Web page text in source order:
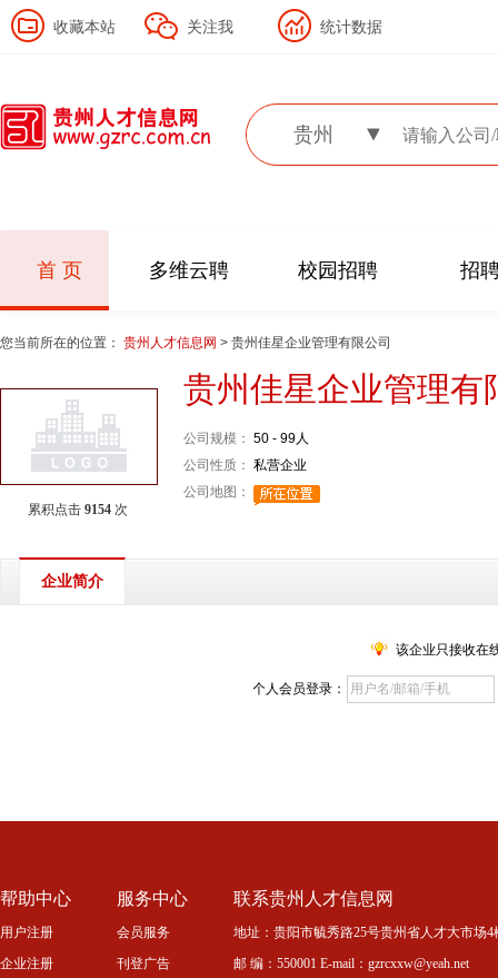
收藏本站 关注我 统计数据
贵州
首 页 多维云聘 校园招聘 招
您当前所在的位置： 贵州人才信息网 > 贵州佳星企业管理有限公司
累积点击 9154 次
贵州佳星企业管理有
公司规模： 50 - 99人
公司性质： 私营企业
公司地图：
企业简介
该企业只接收在
个人会员登录：
帮助中心
用户注册
企业注册
服务中心
会员服务
刊登广告
联系贵州人才信息网
地址：贵阳市毓秀路25号贵州省人才大市场
邮 编：550001 E-mail：gzrcxxw@yeah.net